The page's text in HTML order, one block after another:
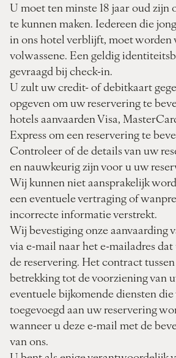
U moet ten minste 18 jaar oud zijn
te kunnen maken. Iedereen die
in ons hotel verblijft, moet worden
volwassene. Een geldig
gevraagd bij check-in.
U zult uw credit- of debitkaart
opgeven om uw reservering te
hotels aanvaarden Visa,
Express om een reservering te
Controleer of de details van uw
en nauwkeurig zijn voor u uw
Wij kunnen niet aansprakelijk
een eventuele vertraging of
incorrecte informatie verstrekt.
Wij bevestiging onze aanvaarding
via e-mail naar het e-mailadres
de reservering. Het contract
betrekking tot de voorziening van
eventuele bijkomende diensten
toegevoegd aan uw reservering
wanneer u deze e-mail met de
van ons.